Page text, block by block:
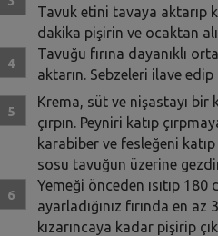
Tavuk etini tavaya aktarıp
dakika pişirin ve ocaktan
Tavuğu fırına dayanıklı
aktarın. Sebzeleri ilave edip
Krema, süt ve nişastayı bir
çırpın. Peyniri katıp
karabiber ve fesleğeni
sosu tavuğun üzerine
Yemeği önceden ısıtıp 180
ayarladığınız fırında en
kızarıncaya kadar pişirip